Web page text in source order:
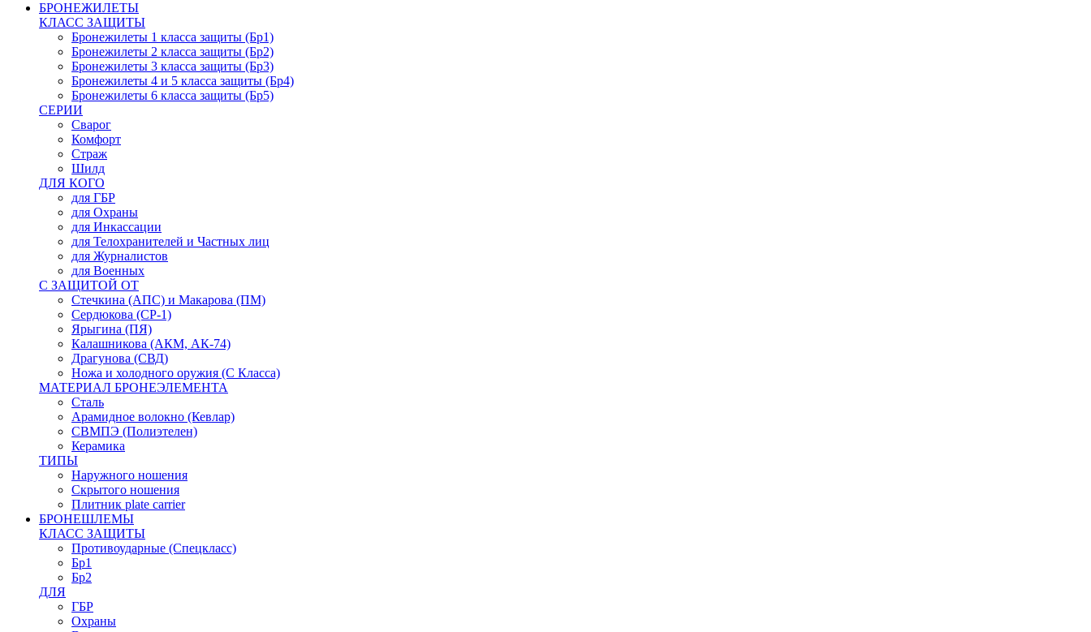
БРОНЕЖИЛЕТЫ
КЛАСС ЗАЩИТЫ
Бронежилеты 1 класса защиты (Бр1)
Бронежилеты 2 класса защиты (Бр2)
Бронежилеты 3 класса защиты (Бр3)
Бронежилеты 4 и 5 класса защиты (Бр4)
Бронежилеты 6 класса защиты (Бр5)
СЕРИИ
Сварог
Комфорт
Страж
Шилд
ДЛЯ КОГО
для ГБР
для Охраны
для Инкассации
для Телохранителей и Частных лиц
для Журналистов
для Военных
С ЗАЩИТОЙ ОТ
Стечкина (АПС) и Макарова (ПМ)
Сердюкова (СР-1)
Ярыгина (ПЯ)
Калашникова (АКМ, АК-74)
Драгунова (СВД)
Ножа и холодного оружия (С Класса)
МАТЕРИАЛ БРОНЕЭЛЕМЕНТА
Сталь
Арамидное волокно (Кевлар)
СВМПЭ (Полиэтелен)
Керамика
ТИПЫ
Наружного ношения
Скрытого ношения
Плитник plate carrier
БРОНЕШЛЕМЫ
КЛАСС ЗАЩИТЫ
Противоударные (Спецкласс)
Бр1
Бр2
ДЛЯ
ГБР
Охраны